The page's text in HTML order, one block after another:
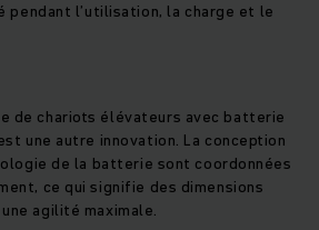
pendant l’utilisation, la charge et le
de chariots élévateurs avec batterie
une autre innovation. La conception
de la batterie sont coordonnées
ce qui signifie des dimensions
agilité maximale.